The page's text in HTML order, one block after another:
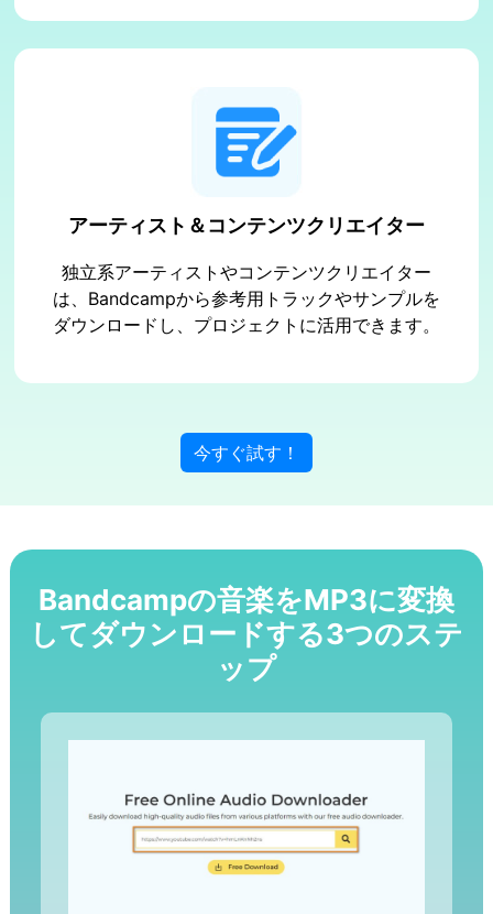
アーティスト＆コンテンツクリエイター
独立系アーティストやコンテンツクリエイター
は、Bandcampから参考用トラックやサンプルを
ダウンロードし、プロジェクトに活用できます。
今すぐ試す！
Bandcampの音楽をMP3に変換
してダウンロードする3つのステ
ップ